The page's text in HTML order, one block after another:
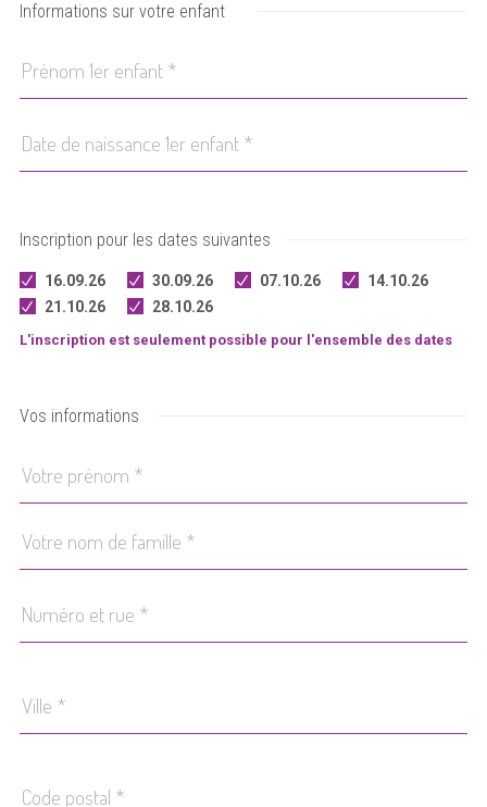
Informations sur votre enfant
Inscription pour les dates suivantes
16.09.26 30.09.26 07.10.26
14.10.26
21.10.26
28.10.26
L'inscription est seulement possible pour l'ensemble des dates
Vos informations